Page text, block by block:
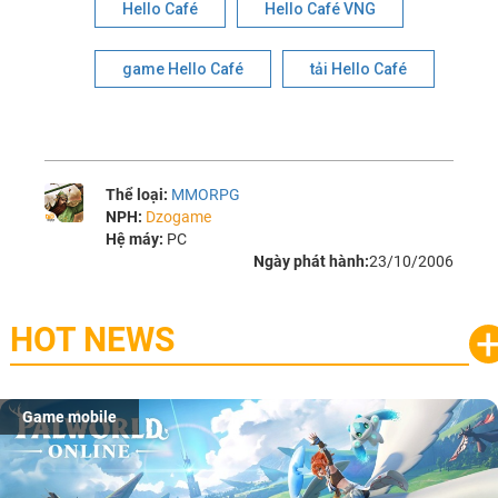
Hello Café Hello Café VNG
game Hello Café tải Hello Café
Thể loại: MMORPG
NPH: Dzogame
Hệ máy: PC
Ngày phát hành:23/10/2006
HOT NEWS
Game mobile